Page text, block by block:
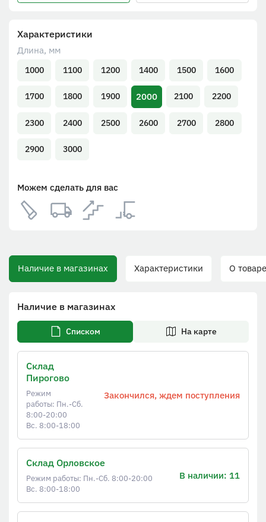
Характеристики
Длина, мм
1000 1100 1200 1400 1500 1600
1700 1800 1900 2000 2100 2200
2300 2400 2500 2600 2700 2800
2900 3000
Можем сделать для вас
Наличие в магазинах Характеристики О товаре
Наличие в магазинах
Списком На карте
Склад
Пирогово
Режим
работы: Пн.-Сб.
8:00-20:00
Вс. 8:00-18:00
Закончился, ждем поступления
Склад Орловское
Режим работы: Пн.-Сб. 8:00-20:00
Вс. 8:00-18:00
В наличии: 11